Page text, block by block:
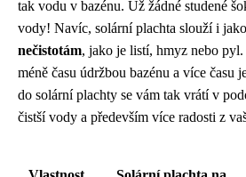
tak vodu v bazénu. Už žádné studené
vody! Navíc, solární plachta slouží i jako
nečistotám, jako je listí, hmyz nebo
méně času údržbou bazénu a více času
do solární plachty se vám tak vrátí v
čistší vody a především více radosti z